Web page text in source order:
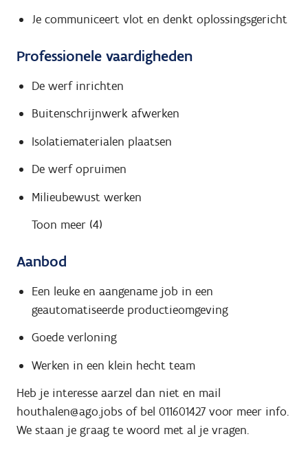
Je communiceert vlot en denkt oplossingsgericht
Professionele vaardigheden
De werf inrichten
Buitenschrijnwerk afwerken
Isolatiematerialen plaatsen
De werf opruimen
Milieubewust werken
Toon meer (4)
Aanbod
Een leuke en aangename job in een
geautomatiseerde productieomgeving
Goede verloning
Werken in een klein hecht team
Heb je interesse aarzel dan niet en mail
houthalen@ago.jobs of bel 011601427 voor meer info.
We staan je graag te woord met al je vragen.